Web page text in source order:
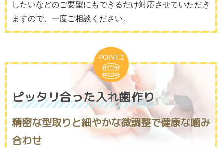
したいなどのご要望にもできるだけ対応させていただき
ますので、一度ご相談ください。
ピッタリ合った入れ歯作り
精密な型取りと細やかな微調整で健康な噛み
合わせ